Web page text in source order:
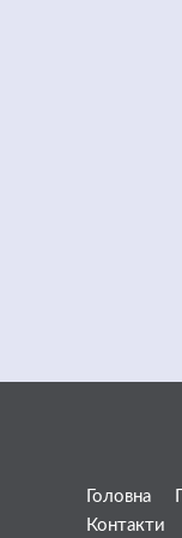
Головна
Контакти